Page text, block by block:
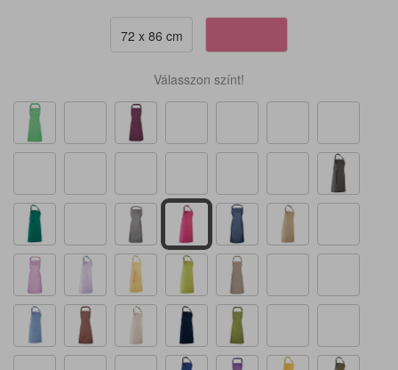
72 x 86 cm
Válasszon színt!